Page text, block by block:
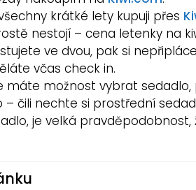
krátké lety kupuji přes
nestojí – cena letenky na
ve dvou, pak si
včas check in.
máte možnost vybrat
– čili nechte si prostřední
je velká